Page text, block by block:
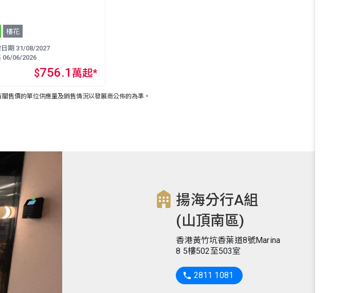
樓花
期 31/08/2027
06/06/2026
$756.1萬起*
售價的單位供應量及銷售情況以發展商公佈的為準。
揚海分行A組
(山頂南區)
香港黃竹坑香葉道8號Marina
8 5樓502至503室
 2811 1081